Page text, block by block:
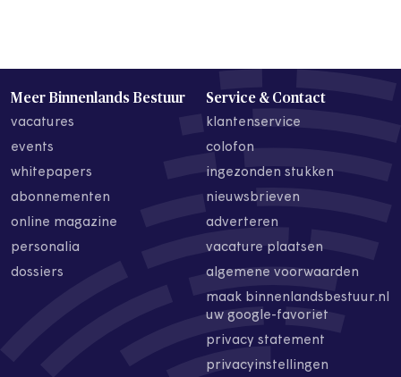
Meer Binnenlands Bestuur
vacatures
events
whitepapers
abonnementen
online magazine
personalia
dossiers
Service & Contact
klantenservice
colofon
ingezonden stukken
nieuwsbrieven
adverteren
vacature plaatsen
algemene voorwaarden
maak binnenlandsbestuur.nl
uw google-favoriet
privacy statement
privacyinstellingen